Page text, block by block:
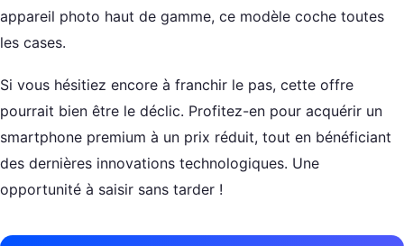
appareil photo haut de gamme, ce modèle coche toutes
les cases.
Si vous hésitiez encore à franchir le pas, cette offre
pourrait bien être le déclic. Profitez-en pour acquérir un
smartphone premium à un prix réduit, tout en bénéficiant
des dernières innovations technologiques. Une
opportunité à saisir sans tarder !